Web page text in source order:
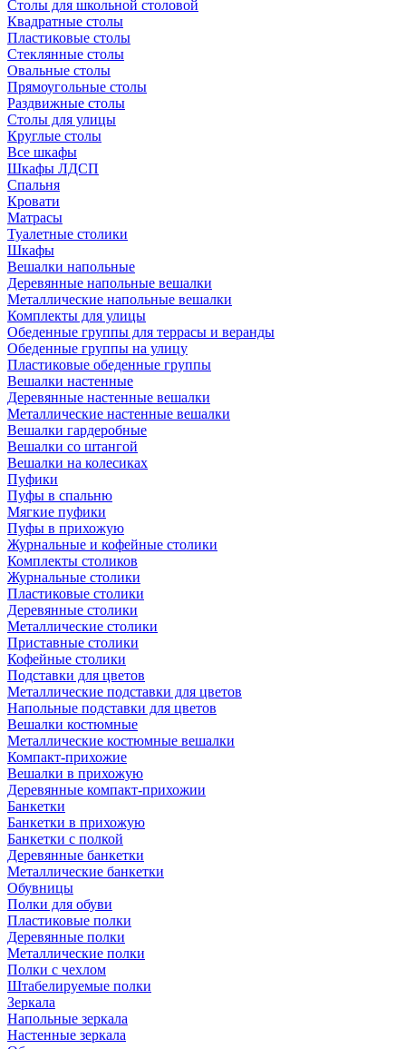
Столы для школьной столовой
Квадратные столы
Пластиковые столы
Стеклянные столы
Овальные столы
Прямоугольные столы
Раздвижные столы
Столы для улицы
Круглые столы
Все шкафы
Шкафы ЛДСП
Спальня
Кровати
Матрасы
Туалетные столики
Шкафы
Вешалки напольные
Деревянные напольные вешалки
Металлические напольные вешалки
Комплекты для улицы
Обеденные группы для террасы и веранды
Обеденные группы на улицу
Пластиковые обеденные группы
Вешалки настенные
Деревянные настенные вешалки
Металлические настенные вешалки
Вешалки гардеробные
Вешалки со штангой
Вешалки на колесиках
Пуфики
Пуфы в спальню
Мягкие пуфики
Пуфы в прихожую
Журнальные и кофейные столики
Комплекты столиков
Журнальные столики
Пластиковые столики
Деревянные столики
Металлические столики
Приставные столики
Кофейные столики
Подставки для цветов
Металлические подставки для цветов
Напольные подставки для цветов
Вешалки костюмные
Металлические костюмные вешалки
Компакт-прихожие
Вешалки в прихожую
Деревянные компакт-прихожии
Банкетки
Банкетки в прихожую
Банкетки с полкой
Деревянные банкетки
Металлические банкетки
Обувницы
Полки для обуви
Пластиковые полки
Деревянные полки
Металлические полки
Полки с чехлом
Штабелируемые полки
Зеркала
Напольные зеркала
Настенные зеркала